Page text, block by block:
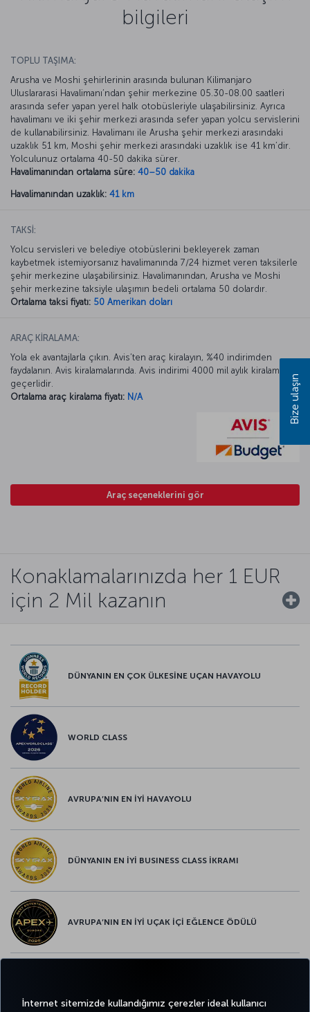
İnternet sitemizde kullandığımız çerezler ideal kullanıcı
bilgileri
TOPLU TAŞIMA:
Arusha ve Moshi şehirlerinin arasında bulunan Kilimanjaro
Uluslararasi Havalimanı’ndan şehir merkezine 05.30-08.00 saatleri
arasında sefer yapan yerel halk otobüsleriyle ulaşabilirsiniz. Ayrıca
havalimanı ve iki şehir merkezi arasında sefer yapan yolcu servislerini
de kullanabilirsiniz. Havalimanı ile Arusha şehir merkezi arasındaki
uzaklık 51 km, Moshi şehir merkezi arasındaki uzaklık ise 41 km’dir.
Yolculunuz ortalama 40-50 dakika sürer.
Havalimanından ortalama süre: 40–50 dakika
Havalimanından uzaklık: 41 km
TAKSİ:
Yolcu servisleri ve belediye otobüslerini bekleyerek zaman
kaybetmek istemiyorsanız havalimanında 7/24 hizmet veren taksilerle
şehir merkezine ulaşabilirsiniz. Havalimanından, Arusha ve Moshi
şehir merkezine taksiyle ulaşımın bedeli ortalama 50 dolardır.
Ortalama taksi fiyatı: 50 Amerikan doları
ARAÇ KİRALAMA:
Yola ek avantajlarla çıkın. Avis’ten araç kiralayın, %40 indirimden
faydalanın. Avis kiralamalarında. Avis indirimi 4000 mil aylık kiralamada
geçerlidir.
Ortalama araç kiralama fiyatı: N/A
Araç seçeneklerini gör
Konaklamalarınızda her 1 EUR
için 2 Mil kazanın
DÜNYANIN EN ÇOK ÜLKESİNE UÇAN HAVAYOLU
WORLD CLASS
AVRUPA’NIN EN İYİ HAVAYOLU
DÜNYANIN EN İYİ BUSINESS CLASS İKRAMI
AVRUPA’NIN EN İYİ UÇAK İÇİ EĞLENCE ÖDÜLÜ
Bize ulaşın